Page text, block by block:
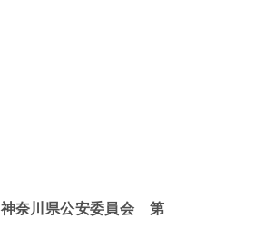
神奈川県公安委員会 第